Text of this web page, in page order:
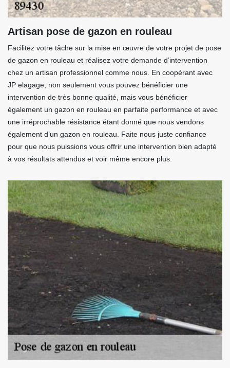
Artisan pose de gazon en rouleau
Facilitez votre tâche sur la mise en œuvre de votre projet de pose
de gazon en rouleau et réalisez votre demande d’intervention
chez un artisan professionnel comme nous. En coopérant avec
JP elagage, non seulement vous pouvez bénéficier une
intervention de très bonne qualité, mais vous bénéficier
également un gazon en rouleau en parfaite performance et avec
une irréprochable résistance étant donné que nous vendons
également d’un gazon en rouleau. Faite nous juste confiance
pour que nous puissions vous offrir une intervention bien adapté
à vos résultats attendus et voir même encore plus.